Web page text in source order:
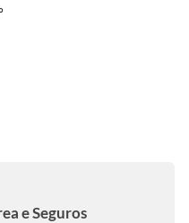
e Seguros